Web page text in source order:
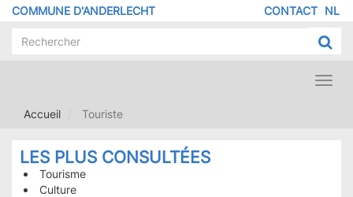
Aller
contenu
COMMUNE D'ANDERLECHT NL
DE
CONTACT
Accueil
Touriste
LES PLUS CONSULTÉES
Tourisme
Culture